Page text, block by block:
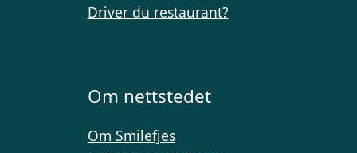
Driver du restaurant?
Om nettstedet
Om Smilefjes